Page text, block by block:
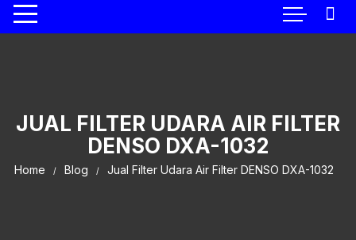
JUAL FILTER UDARA AIR FILTER
DENSO DXA-1032
Home Blog Jual Filter Udara Air Filter DENSO DXA-1032